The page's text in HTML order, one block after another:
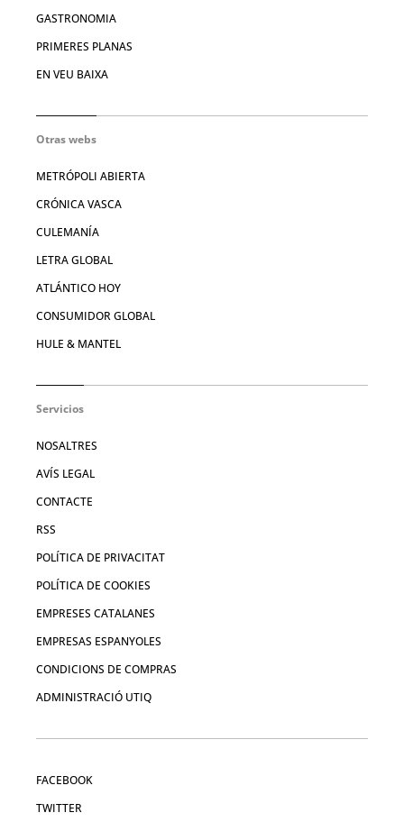
GASTRONOMIA
PRIMERES PLANAS
EN VEU BAIXA
Otras webs
METRÓPOLI ABIERTA
CRÓNICA VASCA
CULEMANÍA
LETRA GLOBAL
ATLÁNTICO HOY
CONSUMIDOR GLOBAL
HULE & MANTEL
Servicios
NOSALTRES
AVÍS LEGAL
CONTACTE
RSS
POLÍTICA DE PRIVACITAT
POLÍTICA DE COOKIES
EMPRESES CATALANES
EMPRESAS ESPANYOLES
CONDICIONS DE COMPRAS
ADMINISTRACIÓ UTIQ
FACEBOOK
TWITTER